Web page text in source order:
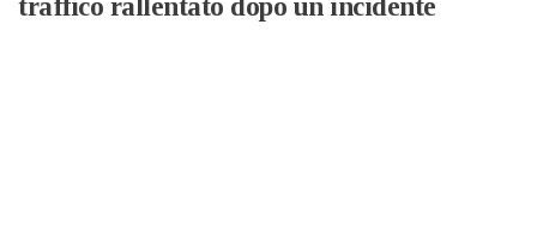
traffico rallentato dopo un incidente